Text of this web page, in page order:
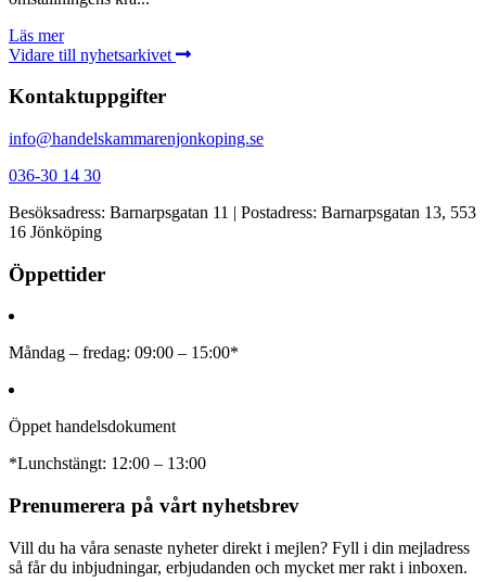
Läs mer
Vidare till nyhetsarkivet
Kontaktuppgifter
info@handelskammarenjonkoping.se
036-30 14 30
Besöksadress: Barnarpsgatan 11 | Postadress: Barnarpsgatan 13, 553
16 Jönköping
Öppettider
Måndag – fredag: 09:00 – 15:00*
Öppet handelsdokument
*Lunchstängt: 12:00 – 13:00
Prenumerera på vårt nyhetsbrev
Vill du ha våra senaste nyheter direkt i mejlen? Fyll i din mejladress
så får du inbjudningar, erbjudanden och mycket mer rakt i inboxen.